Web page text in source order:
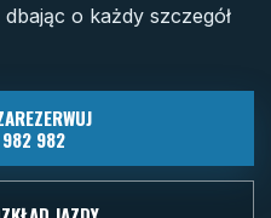
o każdy szczegół
982